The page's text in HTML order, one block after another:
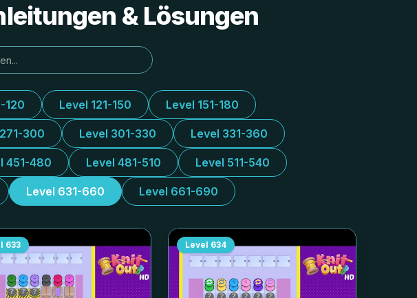
& Lösungen
120 Level 121-150 Level 151-180
300 Level 301-330 Level 331-360
451-480 Level 481-510 Level 511-540
Level 631-660 Level 661-690
633 Level 634